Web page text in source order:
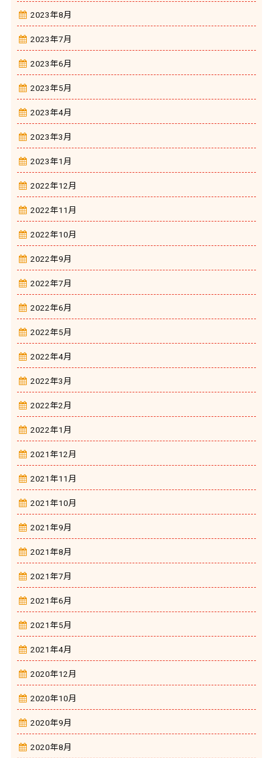
2023年8月
2023年7月
2023年6月
2023年5月
2023年4月
2023年3月
2023年1月
2022年12月
2022年11月
2022年10月
2022年9月
2022年7月
2022年6月
2022年5月
2022年4月
2022年3月
2022年2月
2022年1月
2021年12月
2021年11月
2021年10月
2021年9月
2021年8月
2021年7月
2021年6月
2021年5月
2021年4月
2020年12月
2020年10月
2020年9月
2020年8月